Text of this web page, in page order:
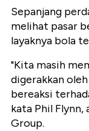
Sepanjang
melihat pasar
layaknya bola
"Kita masih
digerakkan
bereaksi
kata Phil Flynn,
Group.